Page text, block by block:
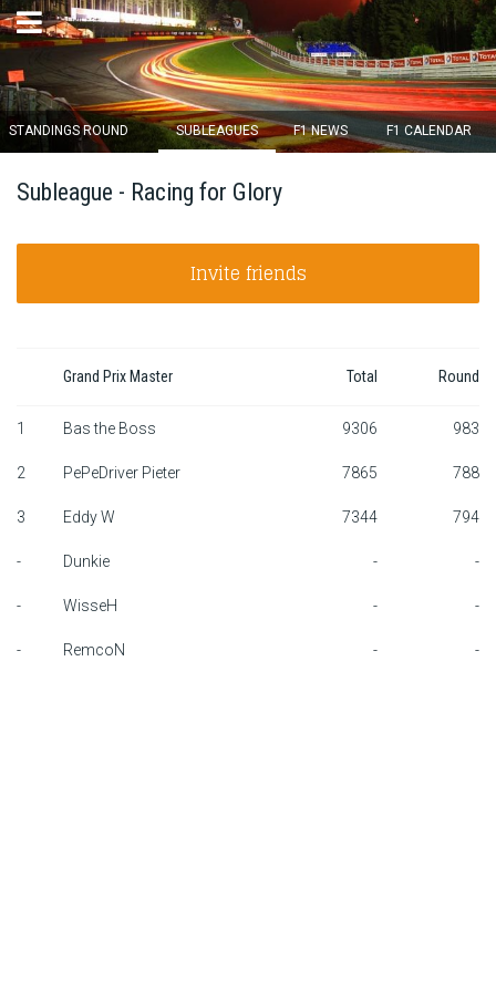
×
13d : m :
Login
Standings
Standings round
F1 calendar
STANDINGS ROUND SUBLEAGUES F1 NEWS F1 CALENDAR
Subleague - Racing for Glory
Invite friends
Grand Prix Master Total Round
1 Bas the Boss 9306 983
2 PePeDriver Pieter 7865 788
3 Eddy W 7344 794
- Dunkie - -
- WisseH - -
- RemcoN - -